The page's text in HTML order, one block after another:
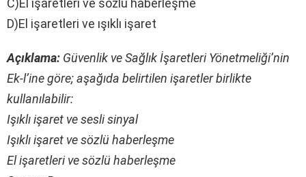
D)El işaretleri ve ışıklı işaret
Açıklama: Güvenlik ve Sağlık İşaretleri Yönetmeliği’nin
Ek-l’ine göre; aşağıda belirtilen işaretler birlikte
kullanılabilir:
Işıklı işaret ve sesli sinyal
Işıklı işaret ve sözlü haberleşme
El işaretleri ve sözlü haberleşme